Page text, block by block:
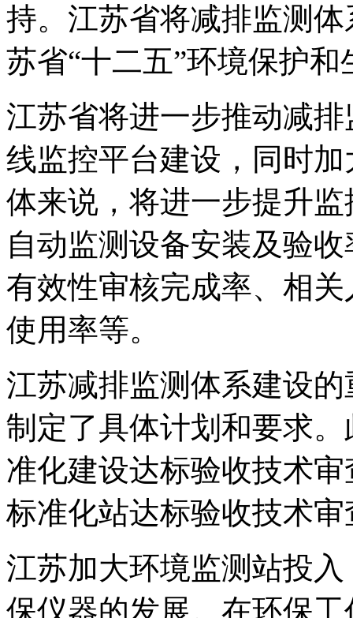
持。江苏省将减排监测
苏省“十二五”环境保护
江苏省将进一步推动减
线监控平台建设，同时
体来说，将进一步提升
自动监测设备安装及验
有效性审核完成率、相
使用率等。
江苏减排监测体系建设
制定了具体计划和要求
准化建设达标验收技术
标准化站达标验收技术
江苏加大环境监测站投
保仪器的发展。在环保